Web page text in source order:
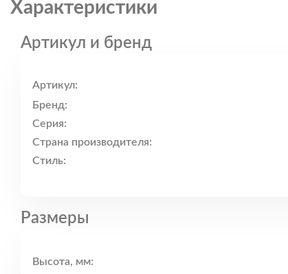
Характеристики
Артикул и бренд
Артикул:
Бренд:
Серия:
Страна производителя:
Стиль:
Размеры
Высота, мм: